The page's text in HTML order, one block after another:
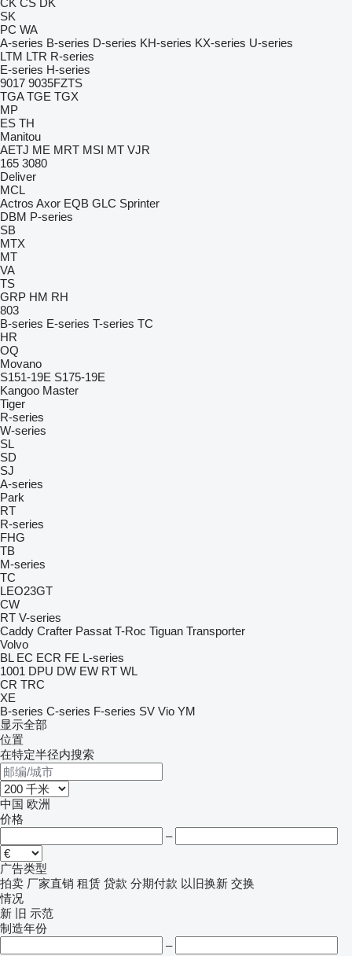
CK CS DK
SK
PC WA
A-series B-series D-series KH-series KX-series U-series
LTM LTR R-series
E-series H-series
9017 9035FZTS
TGA TGE TGX
MP
ES TH
Manitou
AETJ ME MRT MSI MT VJR
165 3080
Deliver
MCL
Actros Axor EQB GLC Sprinter
DBM P-series
SB
MTX
MT
VA
TS
GRP HM RH
803
B-series E-series T-series TC
HR
OQ
Movano
S151-19E S175-19E
Kangoo Master
Tiger
R-series
W-series
SL
SD
SJ
A-series
Park
RT
R-series
FHG
TB
M-series
TC
LEO23GT
CW
RT V-series
Caddy Crafter Passat T-Roc Tiguan Transporter
Volvo
BL EC ECR FE L-series
1001 DPU DW EW RT WL
CR TRC
XE
B-series C-series F-series SV Vio YM
显示全部
位置
在特定半径内搜索
中国 欧洲
价格
–
广告类型
拍卖 厂家直销 租赁 贷款 分期付款 以旧换新 交换
情况
新 旧 示范
制造年份
–